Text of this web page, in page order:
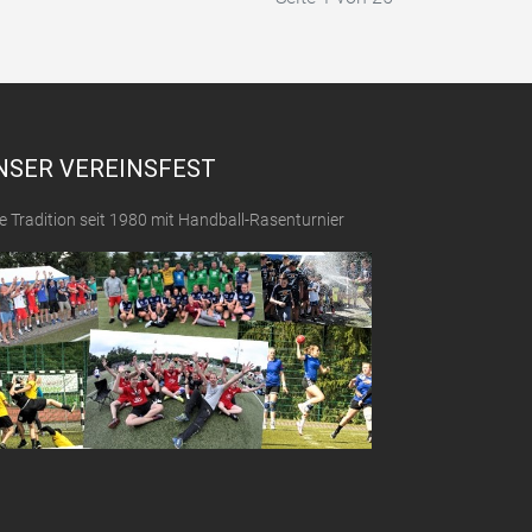
VEREINSFEST
Tradition seit 1980 mit Handball-Rasenturnier